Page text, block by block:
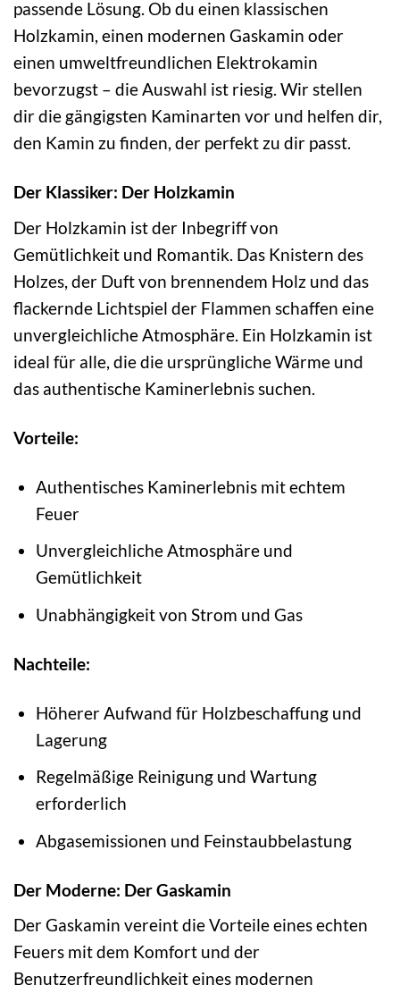
passende Lösung. Ob du einen klassischen
Holzkamin, einen modernen Gaskamin oder
einen umweltfreundlichen Elektrokamin
bevorzugst – die Auswahl ist riesig. Wir stellen
dir die gängigsten Kaminarten vor und helfen dir,
den Kamin zu finden, der perfekt zu dir passt.
Der Klassiker: Der Holzkamin
Der Holzkamin ist der Inbegriff von
Gemütlichkeit und Romantik. Das Knistern des
Holzes, der Duft von brennendem Holz und das
flackernde Lichtspiel der Flammen schaffen eine
unvergleichliche Atmosphäre. Ein Holzkamin ist
ideal für alle, die die ursprüngliche Wärme und
das authentische Kaminerlebnis suchen.
Vorteile:
Authentisches Kaminerlebnis mit echtem
Feuer
Unvergleichliche Atmosphäre und
Gemütlichkeit
Unabhängigkeit von Strom und Gas
Nachteile:
Höherer Aufwand für Holzbeschaffung und
Lagerung
Regelmäßige Reinigung und Wartung
erforderlich
Abgasemissionen und Feinstaubbelastung
Der Moderne: Der Gaskamin
Der Gaskamin vereint die Vorteile eines echten
Feuers mit dem Komfort und der
Benutzerfreundlichkeit eines modernen